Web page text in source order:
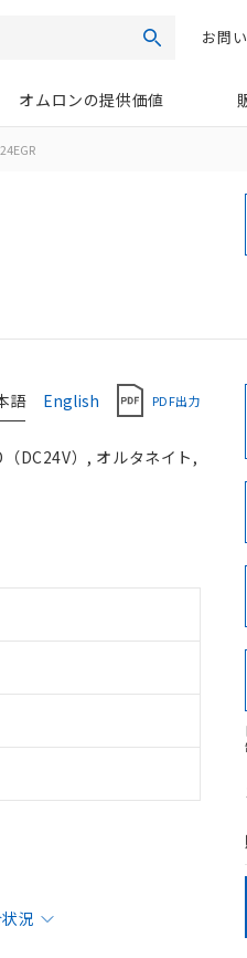
検索お問
オムロンの提供価値
語 English PDF出力
DC24V）, オルタネイト,
況